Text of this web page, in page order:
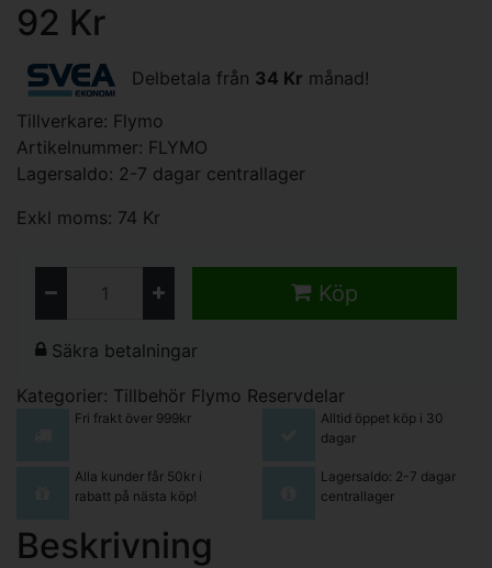
92 Kr
Delbetala från 34 Kr månad!
Tillverkare: Flymo
Artikelnummer: FLYMO
Lagersaldo: 2-7 dagar centrallager
Exkl moms: 74 Kr
Köp
Säkra betalningar
Kategorier: Tillbehör Flymo Reservdelar
Fri frakt över 999kr
Alltid öppet köp i 30
dagar
Alla kunder får 50kr i
rabatt på nästa köp!
Lagersaldo: 2-7 dagar
centrallager
Beskrivning